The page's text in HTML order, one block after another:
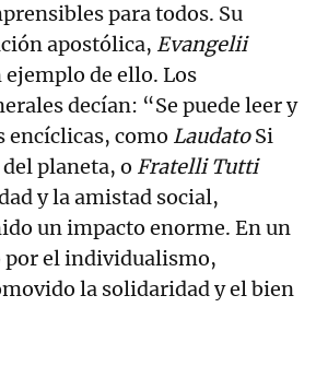
para todos. Su
apostólica, Evangelii
ejemplo de ello. Los
decían: “Se puede leer y
encíclicas, como LaudatoSi
planeta, o Fratelli Tutti
y la amistad social,
un impacto enorme. En un
por el individualismo,
la solidaridad y el bien